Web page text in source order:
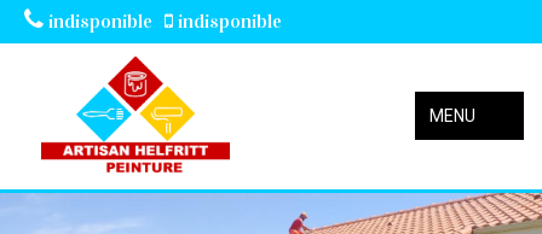
indisponible indisponible
MENU